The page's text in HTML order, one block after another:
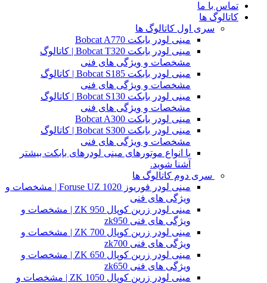
تماس با ما
کاتالوگ ها
سری اول کاتالوگ ها
مینی لودر بابکت Bobcat A770
مینی لودر بابکت Bobcat T320 | کاتالوگ
مشخصات و ویژگی های فنی
مینی لودر بابکت Bobcat S185 | کاتالوگ
مشخصات و ویژگی های فنی
مینی لودر بابکت Bobcat S130 | کاتالوگ
مشخصات و ویژگی های فنی
مینی لودر بابکت Bobcat A300
مینی لودر بابکت Bobcat S300 | کاتالوگ
مشخصات و ویژگی های فنی
با انواع موتورهای مینی لودرهای بابکت بیشتر
آشنا شوید.
سری دوم کاتالوگ ها
مینی لودر فوریوز Foruse UZ 1020 | مشخصات و
ویژگی های فنی
مینی لودر زرین کوپال ZK 950 | مشخصات و
ویژگی های فنی zk950
مینی لودر زرین کوپال ZK 700 | مشخصات و
ویژگی های فنی zk700
مینی لودر زرین کوپال ZK 650 | مشخصات و
ویژگی های فنی zk650
مینی لودر زرین کوپال ZK 1050 | مشخصات و